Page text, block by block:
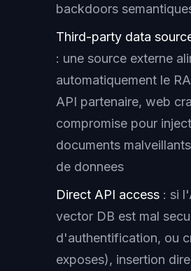
backdoors
Third-party data
: une source externe
automatiquement le
API partenaire, web
compromise pour
documents
de donnees
Direct API access : si
vector DB est mal
d'authentification, ou
exposes), insertion